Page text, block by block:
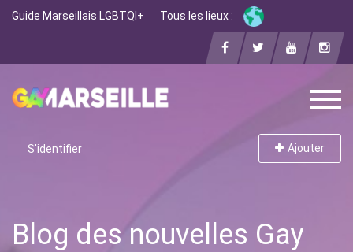
Guide Marseillais LGBTQI+ Tous les lieux :
S'identifier Ajouter
Blog des nouvelles Gay